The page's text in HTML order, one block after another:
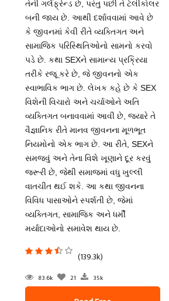
તેની ગર્લફ્રેન્ડ છે, પરંતુ પછી તે ટેલીકોલર
બની જાય છે. આથી દર્શાવવામાં આવે છે
કે જીવનમાં કેવી રીતે વ્યક્તિગત અને
સામાજિક પરિસ્થિતિઓનો સામનો કરવો
પડે છે. કથા SEXને સામાન્ય પ્રક્રિયા
તરીકે રજૂ કરે છે, જે જીવનનો એક
સ્વાભાવિક ભાગ છે. લેખક કહે છે કે SEX
વિશેની વિચારો અને ચર્ચાઓને અતિ
વ્યક્તિગત બનાવવામાં આવી છે, જ્યારે તે
વૈજ્ઞાનિક રીતે માનવ જીવનના મૂળભૂત
નિયમોનો એક ભાગ છે. આ રીતે, SEXને
સમજવું અને તેના વિશે ખૂણાને દૂર કરવું
જરૂરી છે, જેથી સમાજમાં વધુ ખુલ્લી
વાતચીત થઈ શકે. આ કથા જીવનના
વિવિધ પાસાઓને સ્પર્શતી છે, જેમાં
વ્યક્તિગત, સામાજિક અને ધર્મી
મર્યાદાઓનો સમાવેશ થાય છે.
(139.3k)
83.6k 21 35k